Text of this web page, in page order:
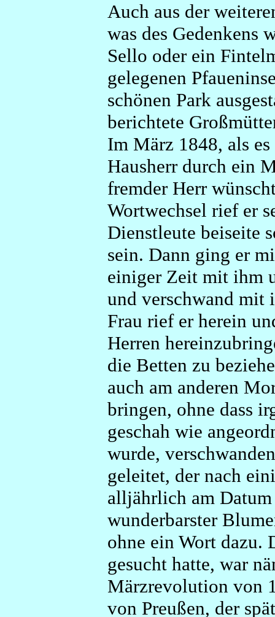
Auch aus der
was des Gedenkens
Sello oder ein
gelegenen
schönen Park
berichtete
Im März 1848, als
Hausherr durch ein
fremder Herr
Wortwechsel rief er
Dienstleute beiseite
sein. Dann ging er
einiger Zeit mit ihm
und verschwand mit
Frau rief er herein
Herren
die Betten zu
auch am anderen
bringen, ohne dass
geschah wie
wurde,
geleitet, der nach
alljährlich am Datum
wunderbarster
ohne ein Wort dazu.
gesucht hatte, war
Märzrevolution von
von Preußen, der